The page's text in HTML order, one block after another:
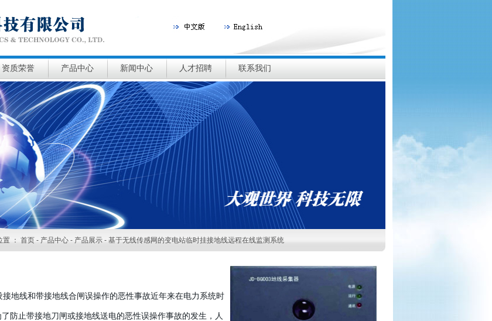
资质荣誉 产品中心 新闻中心 人才招聘 联系我们
： 首页 - 产品中心 - 产品展示 - 基于无线传感网的变电站临时挂接地线远程在线监测系统
地线和带接地线合闸误操作的恶性事故近年来在电力系统时
防止带接地刀闸或接地线送电的恶性误操作事故的发生，人